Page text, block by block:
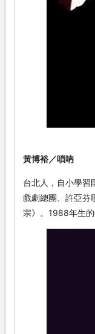
黃博裕／嗩吶
台北人，自小學習
戲劇總團、許亞芬
宗》。1988年生